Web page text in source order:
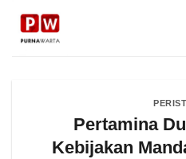
Pertamina
Kebijakan